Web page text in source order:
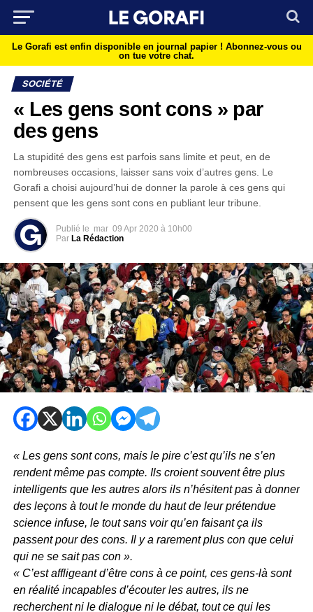
Le Gorafi est enfin disponible en journal papier ! Abonnez-vous ou
on tue votre chat.
SOCIÉTÉ
« Les gens sont cons » par
des gens
La stupidité des gens est parfois sans limite et peut, en de
nombreuses occasions, laisser sans voix d’autres gens. Le
Gorafi a choisi aujourd’hui de donner la parole à ces gens qui
pensent que les gens sont cons en publiant leur tribune.
Publié le mar 09 Apr 2020 à 10h00
Par La Rédaction
« Les gens sont cons, mais le pire c’est qu’ils ne s’en
rendent même pas compte. Ils croient souvent être plus
intelligents que les autres alors ils n’hésitent pas à donner
des leçons à tout le monde du haut de leur prétendue
science infuse, le tout sans voir qu’en faisant ça ils
passent pour des cons. Il y a rarement plus con que celui
qui ne se sait pas con ».
« C’est affligeant d’être cons à ce point, ces gens-là sont
en réalité incapables d’écouter les autres, ils ne
recherchent ni le dialogue ni le débat, tout ce qui les